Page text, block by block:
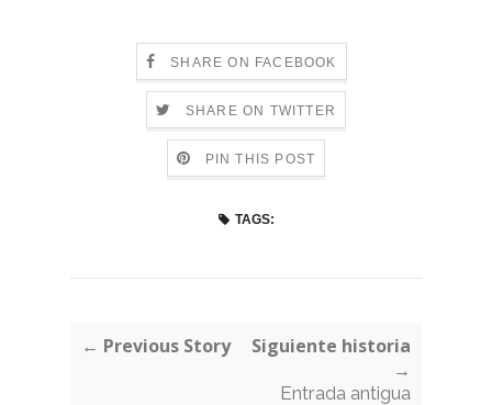
SHARE ON FACEBOOK
SHARE ON TWITTER
PIN THIS POST
TAGS:
← Previous Story
Siguiente historia
→
Entrada antigua